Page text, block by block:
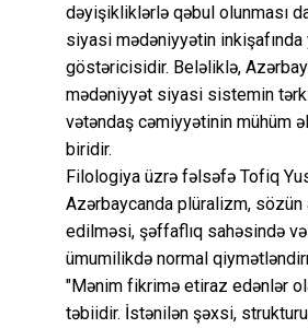
dəyişikliklərlə qəbul olunması
siyasi mədəniyyətin inkişafında
göstəricisidir. Beləliklə,
mədəniyyət siyasi sistemin
vətəndaş cəmiyyətinin mühüm
biridir.
Filologiya üzrə fəlsəfə Tofiq
Azərbaycanda plüralizm,
edilməsi, şəffaflıq sahəsində
ümumilikdə normal
"Mənim fikrimə etiraz edənlər
təbiidir. İstənilən şəxsi,